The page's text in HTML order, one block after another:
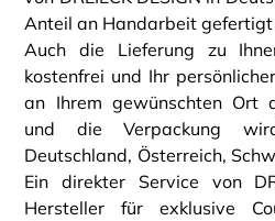
Anteil an Handarbeit
Auch die Lieferung zu
kostenfrei und Ihr
an Ihrem gewünschten Ort
und die Verpackung
Deutschland, Österreich,
Ein direkter Service von
Hersteller für exklusive